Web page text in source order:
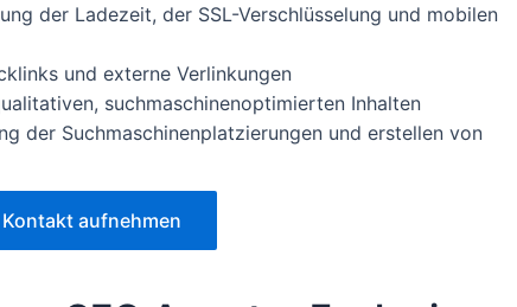
der Ladezeit, der SSL-Verschlüsselung und mobilen
und externe Verlinkungen
suchmaschinenoptimierten Inhalten
der Suchmaschinenplatzierungen und erstellen von
aufnehmen